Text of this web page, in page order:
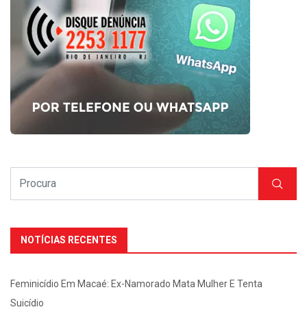
NOTÍCIAS RECENTES
Feminicídio Em Macaé: Ex-Namorado Mata Mulher E Tenta
Suicídio